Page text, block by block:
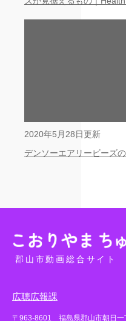
2020年5月28日更新
デンソーエアリービーズ
郡山市動画総合サイト
広聴広報課
〒963-8601 福島県郡山市朝日一